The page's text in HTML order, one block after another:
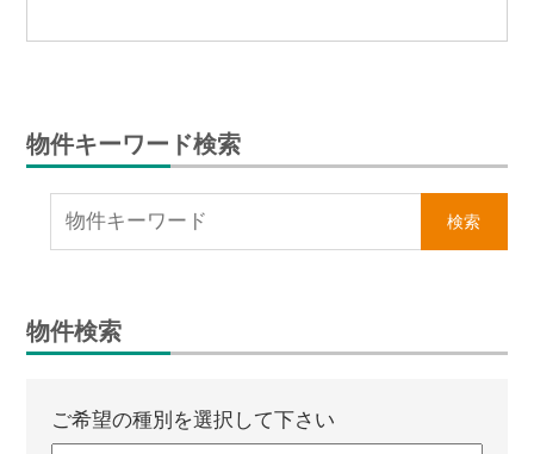
物件キーワード検索
物件検索
ご希望の種別を選択して下さい